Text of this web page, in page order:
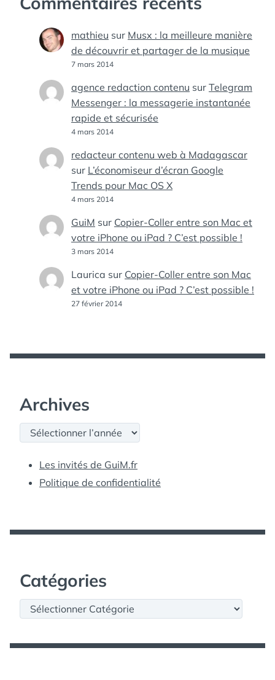
mathieu sur Musx : la meilleure manière
de découvrir et partager de la musique
7 mars 2014
agence redaction contenu sur Telegram
Messenger : la messagerie instantanée
rapide et sécurisée
4 mars 2014
redacteur contenu web à Madagascar
sur L’économiseur d’écran Google
Trends pour Mac OS X
4 mars 2014
GuiM sur Copier-Coller entre son Mac et
votre iPhone ou iPad ? C’est possible !
3 mars 2014
Laurica sur Copier-Coller entre son Mac
et votre iPhone ou iPad ? C’est possible !
27 février 2014
Archives
Archives
Les invités de GuiM.fr
Politique de confidentialité
Catégories
Catégories